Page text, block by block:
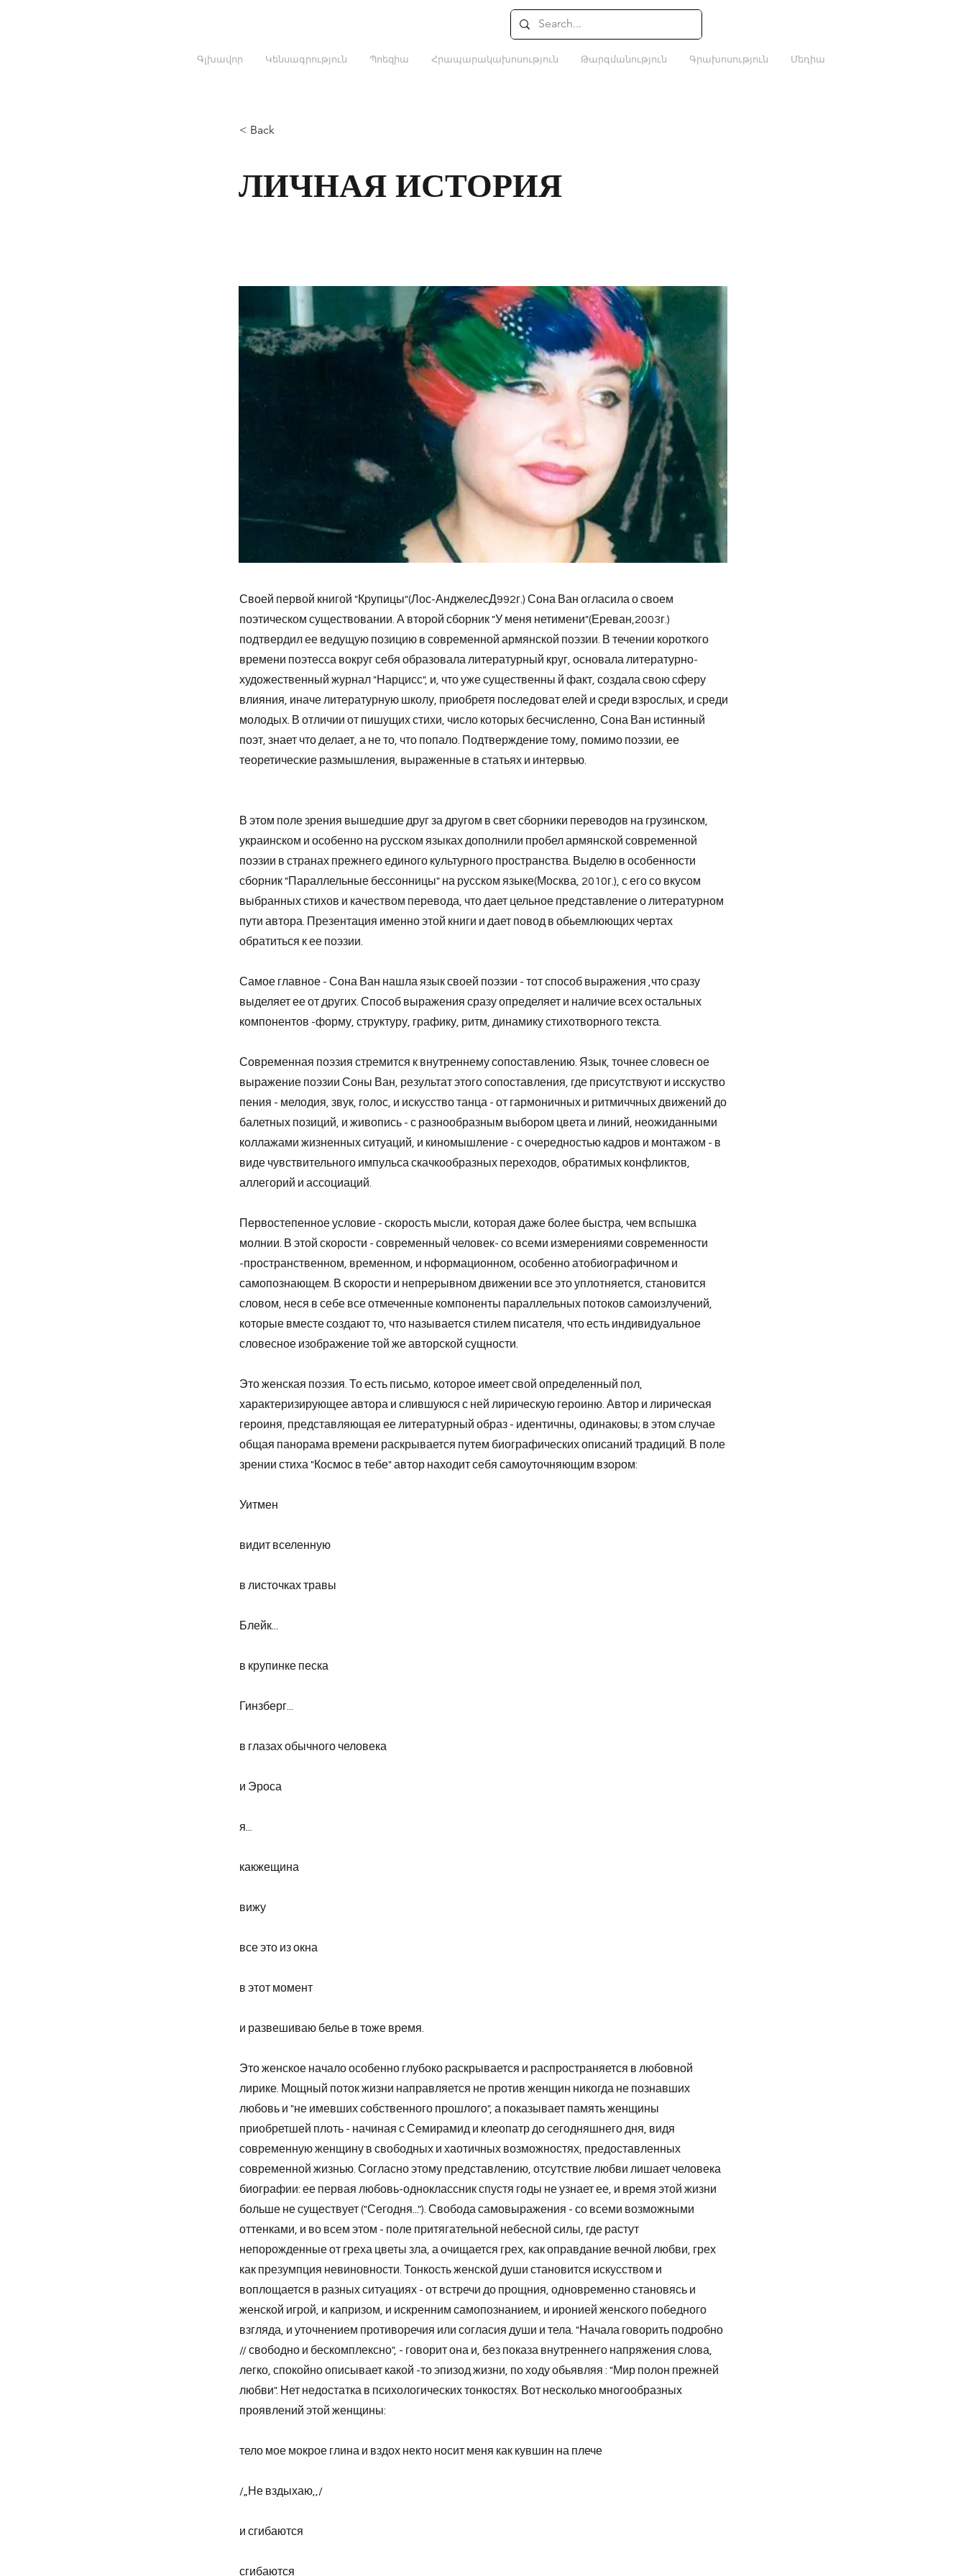
Գլխավոր Կենսագրություն Պոեզիա Հրապարակախոսություն Թարգմանություն Գրախոսություն Մեդիա
< Back
ЛИЧНАЯ ИСТОРИЯ
Своей первой книгой "Крупицы"(Лос-АнджелесД992г.) Сона Ван огласила о своем
поэтическом существовании. А второй сборник "У меня нетимени"(Ереван,2003г.)
подтвердил ее ведущую позицию в современной армянской поэзии. В течении короткого
времени поэтесса вокруг себя образовала литературный круг, основала литературно-
художественный журнал "Нарцисс", и, что уже существенны й факт, создала свою сферу
влияния, иначе литературную школу, приобретя последоват елей и среди взрослых, и среди
молодых. В отличии от пишущих стихи, число которых бесчисленно, Сона Ван истинный
поэт, знает что делает, а не то, что попало. Подтверждение тому, помимо поэзии, ее
теоретические размышления, выраженные в статьях и интервью.
В этом поле зрения вышедшие друг за другом в свет сборники переводов на грузинском,
украинском и особенно на русском языках дополнили пробел армянской современной
поэзии в странах прежнего единого культурного пространства. Выделю в особенности
сборник "Параллельные бессонницы" на русском языке(Москва, 2010г.), с его со вкусом
выбранных стихов и качеством перевода, что дает цельное представление о литературном
пути автора. Презентация именно этой книги и дает повод в обьемлюющих чертах
обратиться к ее поэзии.
Самое главное - Сона Ван нашла язык своей поэзии - тот способ выражения ,что сразу
выделяет ее от других. Способ выражения сразу определяет и наличие всех остальных
компонентов -форму, структуру, графику, ритм, динамику стихотворного текста.
Современная поэзия стремится к внутреннему сопоставлению. Язык, точнее словесн ое
выражение поэзии Соны Ван, результат этого сопоставления, где присутствуют и исскуство
пения - мелодия, звук, голос, и искусство танца - от гармоничных и ритмиччных движений до
балетных позиций, и живопись - с разнообразным выбором цвета и линий, неожиданными
коллажами жизненных ситуаций, и киномышление - с очередностью кадров и монтажом - в
виде чувствительного импульса скачкообразных переходов, обратимых конфликтов,
аллегорий и ассоциаций.
Первостепенное условие - скорость мысли, которая даже более быстра, чем вспышка
молнии. В этой скорости - современный человек- со всеми измерениями современности
-пространственном, временном, и нформационном, особенно атобиографичном и
самопознающем. В скорости и непрерывном движении все это уплотняется, становится
словом, неся в себе все отмеченные компоненты параллельных потоков самоизлучений,
которые вместе создают то, что называется стилем писателя, что есть индивидуальное
словесное изображение той же авторской сущности.
Это женская поэзия. То есть письмо, которое имеет свой определенный пол,
характеризирующее автора и слившуюся с ней лирическую героиню. Автор и лирическая
героиня, представляющая ее литературный образ - идентичны, одинаковы; в этом случае
общая панорама времени раскрывается путем биографических описаний традиций. В поле
зрении стиха "Космос в тебе" автор находит себя самоуточняющим взором:
Уитмен
видит вселенную
в листочках травы
Блейк...
в крупинке песка
Гинзберг...
в глазах обычного человека
и Эроса
я...
какжещина
вижу
все это из окна
в этот момент
и развешиваю белье в тоже время.
Это женское начало особенно глубоко раскрывается и распространяется в любовной
лирике. Мощный поток жизни направляется не против женщин никогда не познавших
любовь и "не имевших собственного прошлого", а показывает память женщины
приобретшей плоть - начиная с Семирамид и клеопатр до сегодняшнего дня, видя
современную женщину в свободных и хаотичных возможностях, предоставленных
современной жизнью. Согласно этому представлению, отсутствие любви лишает человека
биографии: ее первая любовь-одноклассник спустя годы не узнает ее, и время этой жизни
больше не существует ("Сегодня..."). Свобода самовыражения - со всеми возможными
оттенками, и во всем этом - поле притягательной небесной силы, где растут
непорожденные от греха цветы зла, а очищается грех, как оправдание вечной любви, грех
как презумпция невиновности. Тонкость женской души становится искусством и
воплощается в разных ситуациях - от встречи до прощния, одновременно становясь и
женской игрой, и капризом, и искренним самопознанием, и иронией женского победного
взгляда, и уточнением противоречия или согласия души и тела. "Начала говорить подробно
// свободно и бескомплексно", - говорит она и, без показа внутреннего напряжения слова,
легко, спокойно описывает какой -то эпизод жизни, по ходу обьявляя : "Мир полон прежней
любви". Нет недостатка в психологических тонкостях. Вот несколько многообразных
проявлений этой женщины:
тело мое мокрое глина и вздох некто носит меня как кувшин на плече
/„Не вздыхаю,,/
и сгибаются
сгибаются